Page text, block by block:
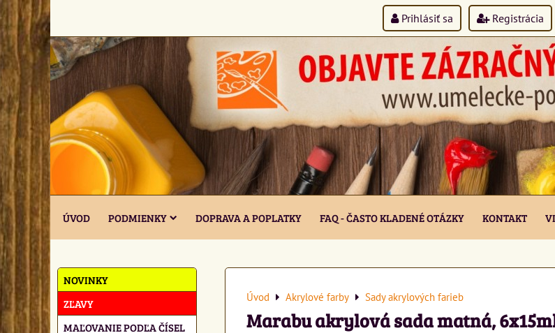
Prihlásiť sa Registrácia
ÚVOD PODMIENKY DOPRAVA A POPLATKY FAQ - ČASTO KLADENÉ OTÁZKY KONTAKT
Úvod Akrylové farby Sady akrylových farieb
Marabu akrylová sada matná,
NOVINKY
ZĽAVY
MAĽOVANIE PODĽA ČÍSEL